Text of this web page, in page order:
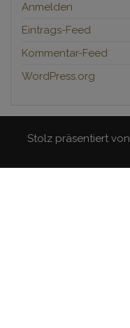
Anmelden
Eintrags-Feed
Kommentar-Feed
WordPress.org
Stolz präsentiert von